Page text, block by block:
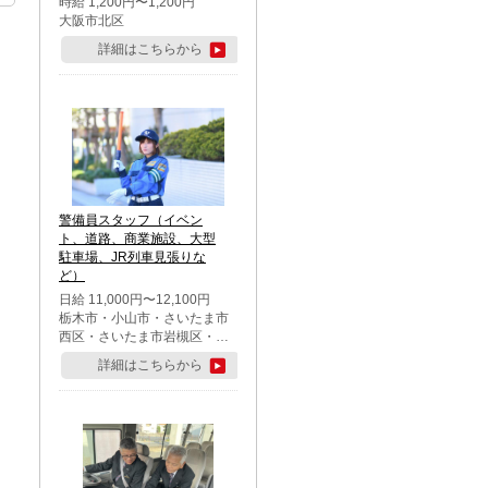
大阪市北区
詳細はこちらから
警備員スタッフ（イベン
ト、道路、商業施設、大型
駐車場、JR列車見張りな
ど）
日給 11,000円〜12,100円
栃木市・小山市・さいたま市
西区・さいたま市岩槻区・久
喜市・蓮田市
詳細はこちらから